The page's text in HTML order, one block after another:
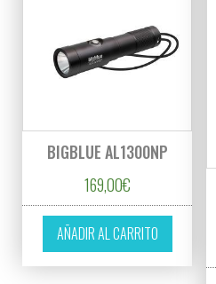
BIGBLUE AL1300NP
169,00€
AÑADIR AL CARRITO